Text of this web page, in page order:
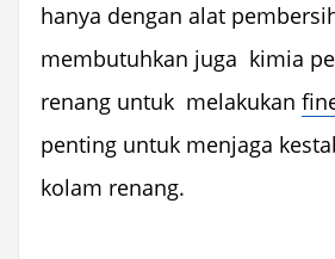
hanya dengan alat
membutuhkan juga kimia
renang untuk melakukan
penting untuk menjaga
kolam renang.